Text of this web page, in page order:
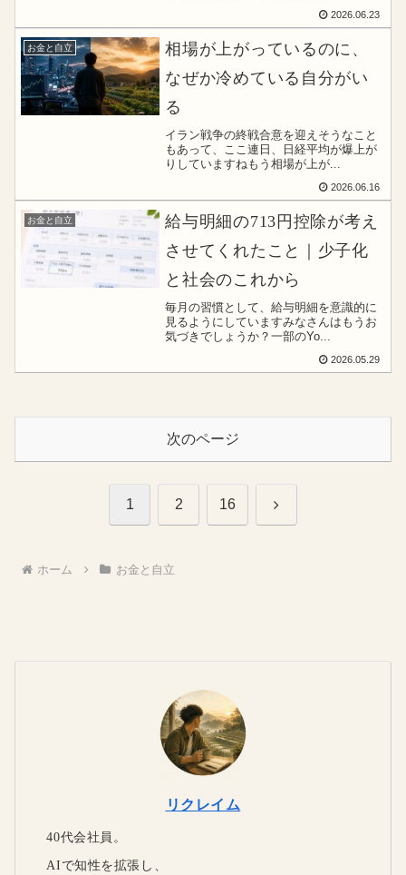
2026.06.23
お金と自立
相場が上がっているのに、
なぜか冷めている自分がい
る
イラン戦争の終戦合意を迎えそうなこと
もあって、ここ連日、日経平均が爆上が
りしていますねもう相場が上が...
2026.06.16
お金と自立
給与明細の713円控除が考え
させてくれたこと｜少子化
と社会のこれから
毎月の習慣として、給与明細を意識的に
見るようにしていますみなさんはもうお
気づきでしょうか？一部のYo...
2026.05.29
次のページ
1 2 16 次
ホーム お金と自立
リクレイム
40代会社員。
AIで知性を拡張し、